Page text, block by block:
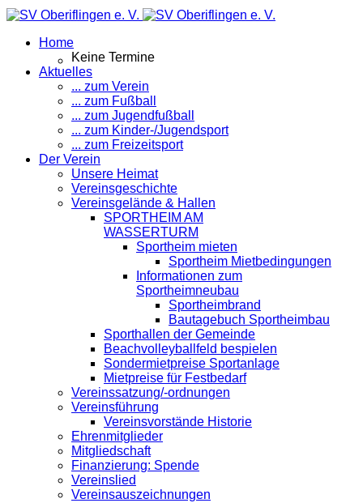
Home
Keine Termine
Aktuelles
... zum Verein
... zum Fußball
... zum Jugendfußball
... zum Kinder-/Jugendsport
... zum Freizeitsport
Der Verein
Unsere Heimat
Vereinsgeschichte
Vereinsgelände & Hallen
SPORTHEIM AM
WASSERTURM
Sportheim mieten
Sportheim Mietbedingungen
Informationen zum
Sportheimneubau
Sportheimbrand
Bautagebuch Sportheimbau
Sporthallen der Gemeinde
Beachvolleyballfeld bespielen
Sondermietpreise Sportanlage
Mietpreise für Festbedarf
Vereinssatzung/-ordnungen
Vereinsführung
Vereinsvorstände Historie
Ehrenmitglieder
Mitgliedschaft
Finanzierung: Spende
Vereinslied
Vereinsauszeichnungen